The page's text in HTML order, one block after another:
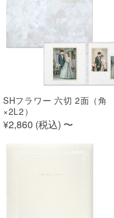
SHフラワー 六切 2面（角
×2L2）
¥2,860 (税込) 〜